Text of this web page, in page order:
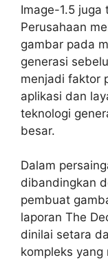
Image-1.5 juga
Perusahaan
gambar pada
generasi
menjadi faktor
aplikasi dan
teknologi
besar.
Dalam
dibandingkan
pembuat
laporan The
dinilai setara
kompleks